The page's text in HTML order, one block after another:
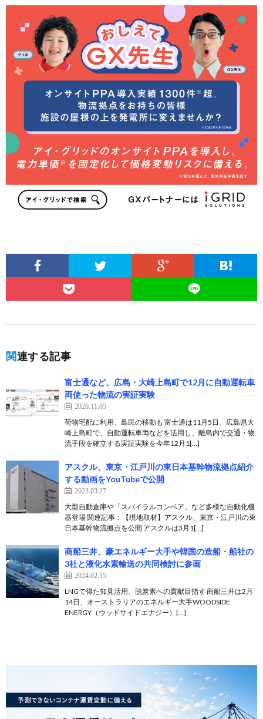
関連する記事
富士通など、広島・大崎上島町で12月に自動運転車
両使った物流の実証実験
2020.11.05
荷物宅配に利用、島民の移動も 富士通は11月5日、広島県大
崎上島町で、自動運転車両などを活用し、離島内で交通・物
流手段を確立する実証実験を今年12月1[…]
アスクル、東京・江戸川の東日本基幹物流拠点紹介
する動画をYouTubeで公開
2023.03.27
大型自動倉庫や「スパイラルコンベア」など多様な自動化機
器登場 関連記事：【現地取材】アスクル、東京・江戸川の東
日本基幹物流拠点を公開 アスクルは3月1[…]
商船三井、豪エネルギー大手や韓国の造船・船社の
3社と液化水素輸送の共同検討に参画
2024.02.15
LNGで得た知見活用、脱炭素への貢献目指す 商船三井は2月
14日、オーストラリアのエネルギー大手WOODSIDE
ENERGY（ウッドサイドエナジー）[…]